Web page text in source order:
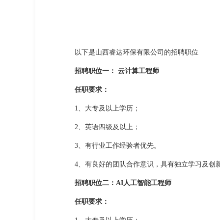
以下是山西睿达环保有限公司的招聘职位
招聘职位一： 云计算工程师
任职要求：
1、大专及以上学历；
2、英语四级及以上；
3、有行业工作经验者优先。
4、有良好的团队合作意识，具有独立学习及创
招聘职位二：AI人工智能工程师
任职要求：